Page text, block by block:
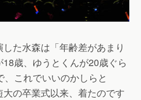
た水森は「年齢差があまり
歳、ゆうとくんが20歳ぐら
これでいいのかしらと
大の卒業式以来、着たのです